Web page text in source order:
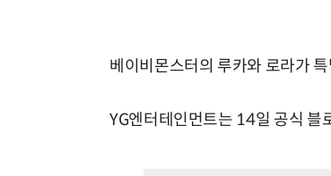
베이비몬스터의 루카와 로라가
YG엔터테인먼트는 14일 공식 블